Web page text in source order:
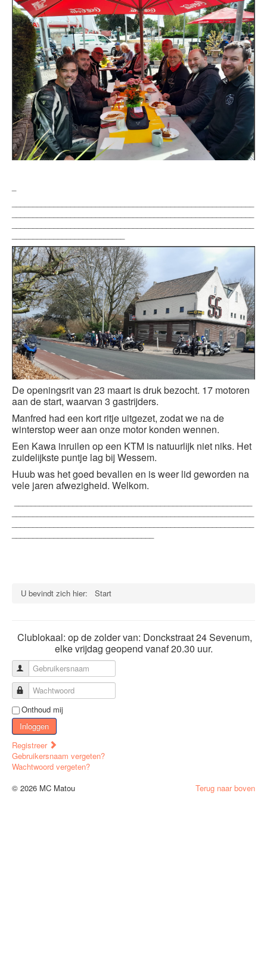
De openingsrit van 23 maart is druk bezocht. 17 motoren
aan de start, waarvan 3 gastrijders.
Manfred had een kort ritje uitgezet, zodat we na de
winterstop weer aan onze motor konden wennen.
Een Kawa inruilen op een KTM is natuurlijk niet niks. Het
zuidelijkste puntje lag bij Wessem.
Huub was het goed bevallen en is weer lid geworden na
vele jaren afwezigheid. Welkom.
U bevindt zich hier: Start
Clublokaal: op de zolder van: Donckstraat 24 Sevenum,
elke vrijdag geopend vanaf 20.30 uur.
Gebruikersnaam
Wachtwoord
Onthoud mij
Inloggen
Registreer
Gebruikersnaam vergeten?
Wachtwoord vergeten?
Terug naar boven
© 2026 MC Matou